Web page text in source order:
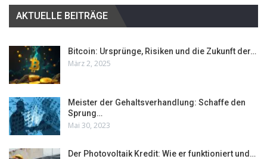
AKTUELLE BEITRÄGE
Bitcoin: Ursprünge, Risiken und die Zukunft der…
März 2, 2025
Meister der Gehaltsverhandlung: Schaffe den
Sprung…
Mai 30, 2023
Der Photovoltaik Kredit: Wie er funktioniert und…